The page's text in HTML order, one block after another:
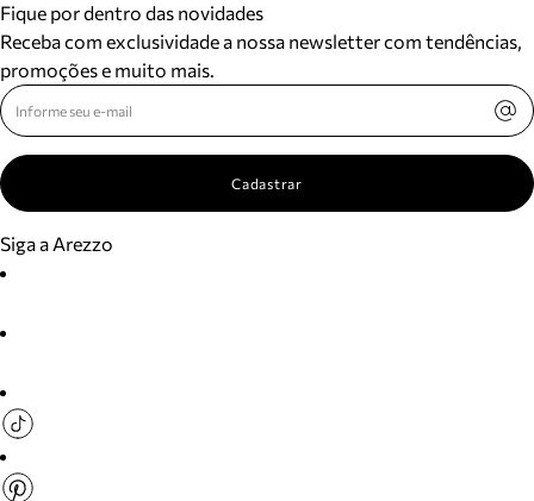
Fique por dentro das novidades
Receba com exclusividade a nossa newsletter com tendências,
promoções e muito mais.
Cadastrar
Siga a Arezzo